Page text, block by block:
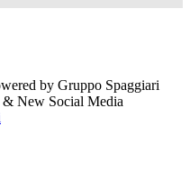
by Gruppo Spaggiari
New Social Media